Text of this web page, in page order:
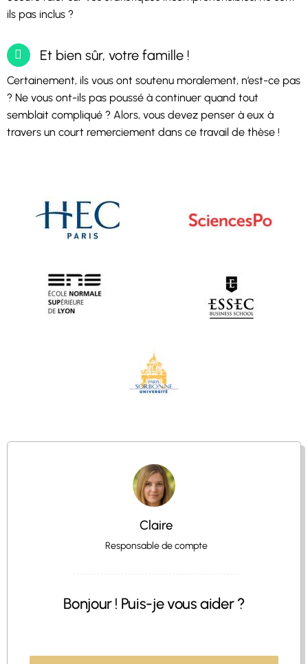
ils pas inclus ?
Et bien sûr, votre famille !
Certainement, ils vous ont soutenu moralement, n’est-ce pas
? Ne vous ont-ils pas poussé à continuer quand tout
semblait compliqué ? Alors, vous devez penser à eux à
travers un court remerciement dans ce travail de thèse !
Claire
Responsable de compte
Bonjour ! Puis-je vous aider ?